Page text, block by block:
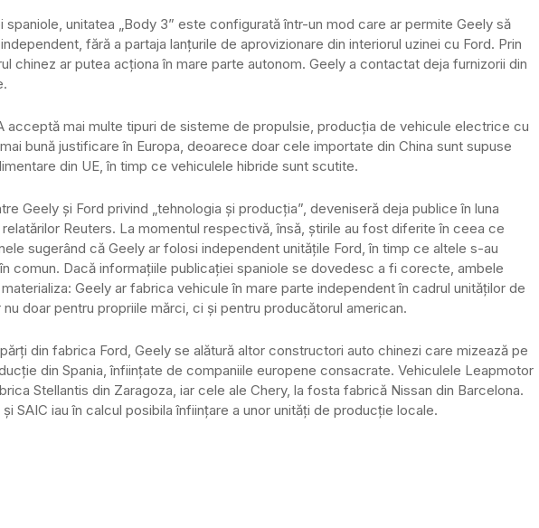
unitatea „Body 3” este configurată într-un mod care ar permite Geely să
fără a partaja lanțurile de aprovizionare din interiorul uzinei cu Ford. Prin
chinez ar putea acționa în mare parte autonom. Geely a contactat deja furnizorii din
acceptă mai multe tipuri de sisteme de propulsie, producția de vehicule electrice cu
bună justificare în Europa, deoarece doar cele importate din China sunt supuse
din UE, în timp ce vehiculele hibride sunt scutite.
Geely și Ford privind „tehnologia și producția”, deveniseră deja publice în luna
Reuters. La momentul respectivă, însă, știrile au fost diferite în ceea ce
sugerând că Geely ar folosi independent unitățile Ford, în timp ce altele s-au
comun. Dacă informațiile publicației spaniole se dovedesc a fi corecte, ambele
Geely ar fabrica vehicule în mare parte independent în cadrul unităților de
doar pentru propriile mărci, ci și pentru producătorul american.
din fabrica Ford, Geely se alătură altor constructori auto chinezi care mizează pe
din Spania, înființate de companiile europene consacrate. Vehiculele Leapmotor
Stellantis din Zaragoza, iar cele ale Chery, la fosta fabrică Nissan din Barcelona.
SAIC iau în calcul posibila înființare a unor unități de producție locale.